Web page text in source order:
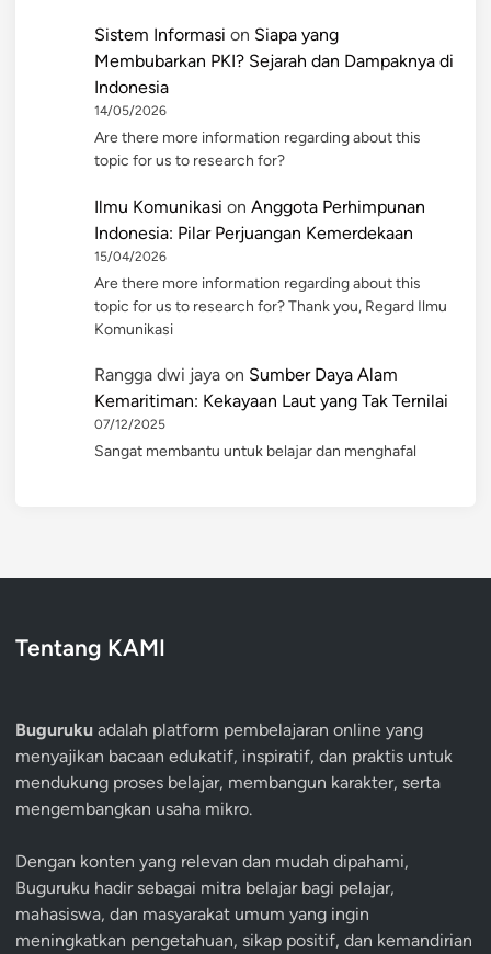
Sistem Informasi on Siapa yang
Membubarkan PKI? Sejarah dan Dampaknya di
Indonesia
14/05/2026
Are there more information regarding about this
topic for us to research for?
Ilmu Komunikasi on Anggota Perhimpunan
Indonesia: Pilar Perjuangan Kemerdekaan
15/04/2026
Are there more information regarding about this
topic for us to research for? Thank you, Regard Ilmu
Komunikasi
Rangga dwi jaya on Sumber Daya Alam
Kemaritiman: Kekayaan Laut yang Tak Ternilai
07/12/2025
Sangat membantu untuk belajar dan menghafal
Tentang KAMI
Buguruku adalah platform pembelajaran online yang
menyajikan bacaan edukatif, inspiratif, dan praktis untuk
mendukung proses belajar, membangun karakter, serta
mengembangkan usaha mikro.
Dengan konten yang relevan dan mudah dipahami,
Buguruku hadir sebagai mitra belajar bagi pelajar,
mahasiswa, dan masyarakat umum yang ingin
meningkatkan pengetahuan, sikap positif, dan kemandirian